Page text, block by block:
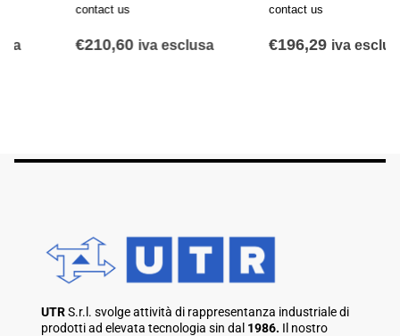
€ iva esclusa € iva esclusa
UTRS.r.l. svolge attività di rappresentanza industriale di
prodotti ad elevata tecnologia sin dal 1986. Il nostro